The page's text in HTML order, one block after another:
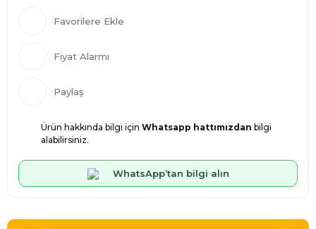
Fiyat Alarmı
Paylaş
Ürün hakkında bilgi için Whatsapp hattımızdan bilgi
alabilirsiniz.
WhatsApp’tan bilgi alın